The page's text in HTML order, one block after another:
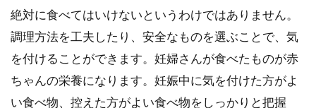
絶対に食べてはいけないというわけではありません。
調理方法を工夫したり、安全なものを選ぶことで、気
を付けることができます。妊婦さんが食べたものが赤
ちゃんの栄養になります。妊娠中に気を付けた方がよ
い食べ物、控えた方がよい食べ物をしっかりと把握